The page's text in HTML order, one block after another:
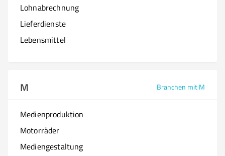
Lohnabrechnung
Lieferdienste
Lebensmittel
M Branchen mit M
Medienproduktion
Motorräder
Mediengestaltung